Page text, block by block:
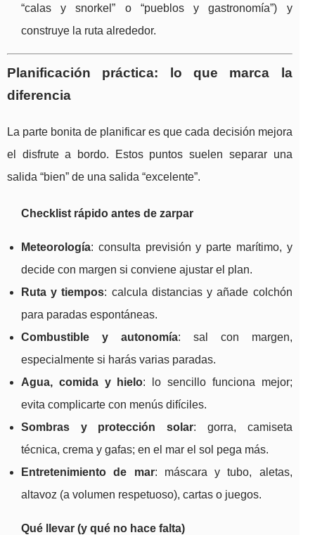
“calas y snorkel” o “pueblos y gastronomía”) y
construye la ruta alrededor.
Planificación práctica: lo que marca la
diferencia
La parte bonita de planificar es que cada decisión mejora
el disfrute a bordo. Estos puntos suelen separar una
salida “bien” de una salida “excelente”.
Checklist rápido antes de zarpar
Meteorología: consulta previsión y parte marítimo, y
decide con margen si conviene ajustar el plan.
Ruta y tiempos: calcula distancias y añade colchón
para paradas espontáneas.
Combustible y autonomía: sal con margen,
especialmente si harás varias paradas.
Agua, comida y hielo: lo sencillo funciona mejor;
evita complicarte con menús difíciles.
Sombras y protección solar: gorra, camiseta
técnica, crema y gafas; en el mar el sol pega más.
Entretenimiento de mar: máscara y tubo, aletas,
altavoz (a volumen respetuoso), cartas o juegos.
Qué llevar (y qué no hace falta)